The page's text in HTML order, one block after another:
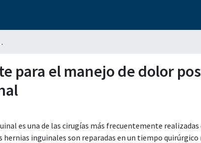
a plastia inguinal
para el manejo de dolor
es una de las cirugías más frecuentemente
hernias inguinales son reparadas en un tiempo